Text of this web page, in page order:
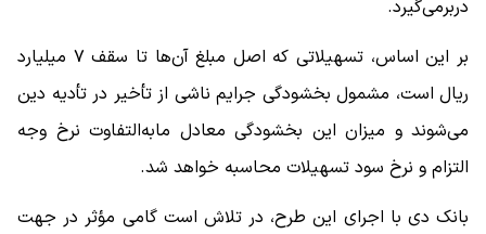
دربرمی‌گیرد.
بر این اساس، تسهیلاتی که اصل مبلغ آن‌ها تا سقف ۷ میلیارد
ریال است، مشمول بخشودگی جرایم ناشی از تأخیر در تأدیه دین
می‌شوند و میزان این بخشودگی معادل مابه‌التفاوت نرخ وجه
التزام و نرخ سود تسهیلات محاسبه خواهد شد.
بانک دی با اجرای این طرح، در تلاش است گامی مؤثر در جهت